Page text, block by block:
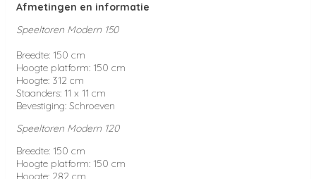
Afmetingen en informatie
Speeltoren Modern 150
Breedte: 150 cm
Hoogte platform: 150 cm
Hoogte: 312 cm
Staanders: 11 x 11 cm
Bevestiging: Schroeven
Speeltoren Modern 120
Breedte: 150 cm
Hoogte platform: 150 cm
Hoogte: 282 cm